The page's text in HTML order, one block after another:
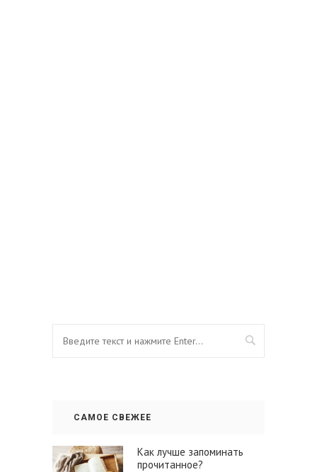
САМОЕ СВЕЖЕЕ
Как лучше запоминать
прочитанное?